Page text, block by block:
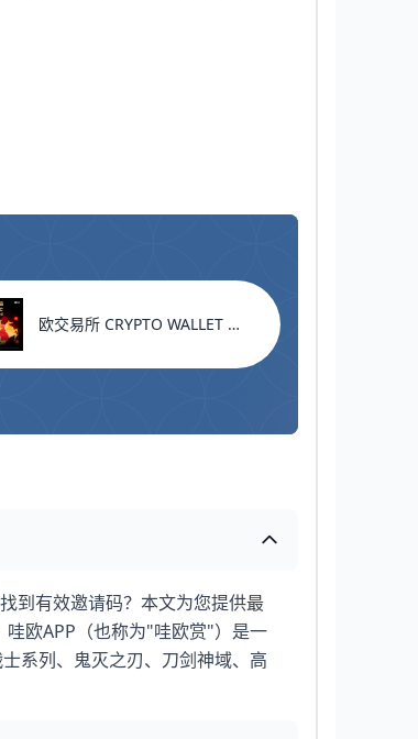
欧交易所 CRYPTO WALLET 新用户福利
到有效邀请码？本文为您提供最
欧APP（也称为"哇欧赏"）是一
系列、鬼灭之刃、刀剑神域、高